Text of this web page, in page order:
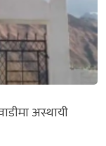
अस्थायी